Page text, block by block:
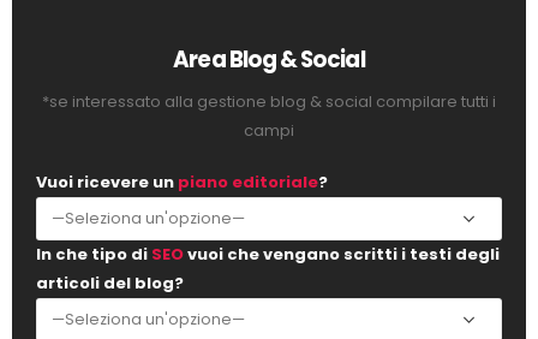
Area Blog & Social
*se interessato alla gestione blog & social compilare tutti i
campi
Vuoi ricevere un piano editoriale?
In che tipo di SEOvuoi che vengano scritti i testi degli
articoli del blog?